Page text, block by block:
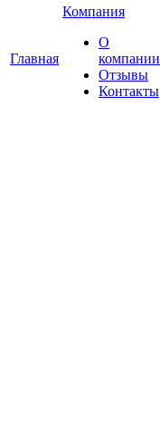
Главная
Компания
О
компании
Отзывы
Контакты